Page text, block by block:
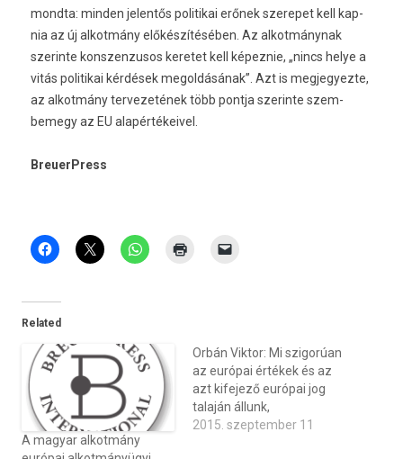
mondta: mind­en jelen­tős politikai erőnek szerepet kell kap­
nia az új al­kot­mány előkészítésében. Az al­kot­mánynak
szerin­te konszen­zusos keretet kell képez­nie, „nincs helye a
vitás politikai kérdések megol­dásának”. Azt is meg­jegyez­te,
az al­kot­mány ter­vezetének több pontja szerin­te szem­
bemegy az EU al­apér­tékeivel.
BreuerPress
Related
A magyar alkotmány
Orbán Viktor: Mi szigorúan
az európai értékek és az
azt kifejező európai jog
talaján állunk,
2015. szeptember 11